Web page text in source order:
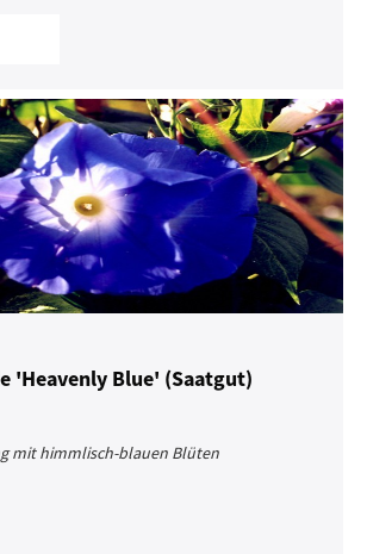
'Heavenly Blue' (Saatgut)
mit himmlisch-blauen Blüten